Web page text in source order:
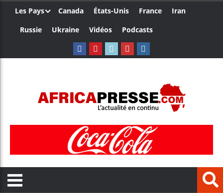
Les Pays Canada États-Unis France
Iran
Russie
Ukraine Vidéos Podcasts